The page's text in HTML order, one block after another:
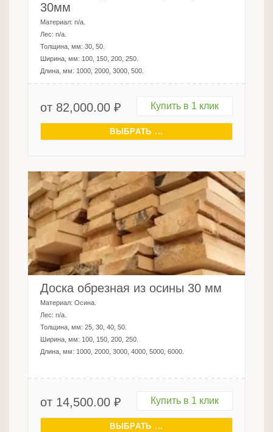
30мм
Материал: n/a.
Лес: n/a.
Толщина, мм: 30, 50.
Ширина, мм: 100, 150, 200, 250.
Длина, мм: 1000, 2000, 3000, 500.
от 82,000.00 ₽ Купить в 1 клик
ВЫБРАТЬ ...
Доска обрезная из осины 30 мм
Материал: Осина.
Лес: n/a.
Толщина, мм: 25, 30, 40, 50.
Ширина, мм: 100, 150, 200, 250.
Длина, мм: 1000, 2000, 3000, 4000, 5000, 6000.
от 14,500.00 ₽ Купить в 1 клик
ВЫБРАТЬ ...